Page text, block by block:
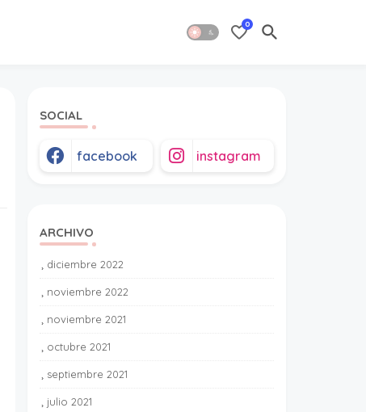
0
SOCIAL
facebook instagram
ARCHIVO
diciembre 2022
noviembre 2022
noviembre 2021
octubre 2021
septiembre 2021
julio 2021